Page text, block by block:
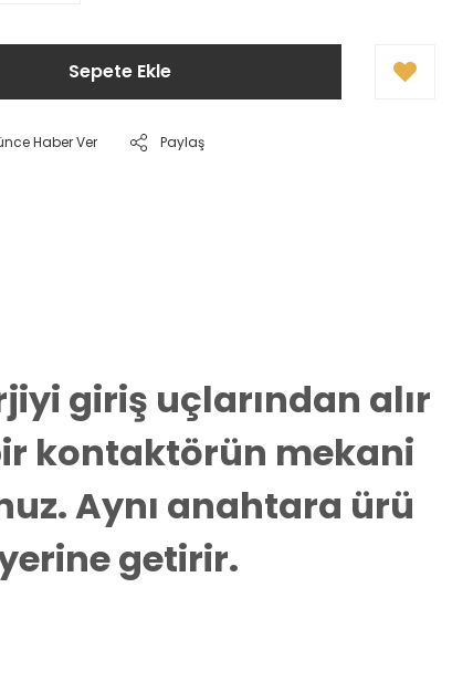
Sepete Ekle
Haber Ver Paylaş
giriş uçlarından alır
kontaktörün mekani
Aynı anahtara ürü
getirir.